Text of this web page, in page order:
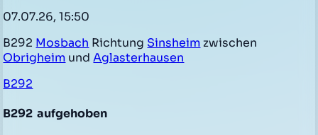
07.07.26, 15:50
B292 Mosbach Richtung Sinsheim zwischen
Obrigheim undAglasterhausen
B292
B292 aufgehoben